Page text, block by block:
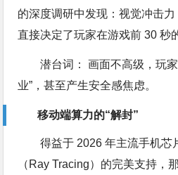
的深度调研中发现：视觉冲击
直接决定了玩家在游戏前 30 秒
潜台词： 画面不高级，玩
业”，甚至产生安全感焦虑。
移动端算力的“解封”
得益于 2026 年主流手机芯
（Ray Tracing）的完美支持，